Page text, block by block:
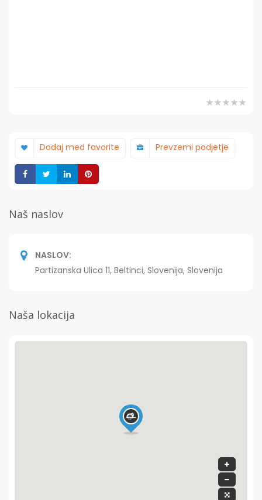
Dodaj med favorite Prevzemi podjetje
Deli Deli Deli
Naš naslov
NASLOV:
Partizanska Ulica 11, Beltinci, Slovenija, Slovenija
Naša lokacija